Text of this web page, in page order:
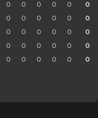
0 0 0 0 0 0
0 0 0 0 0 0
0 0 0 0 0 0
0 0 0 0 0 0
0 0 0 0 0 0